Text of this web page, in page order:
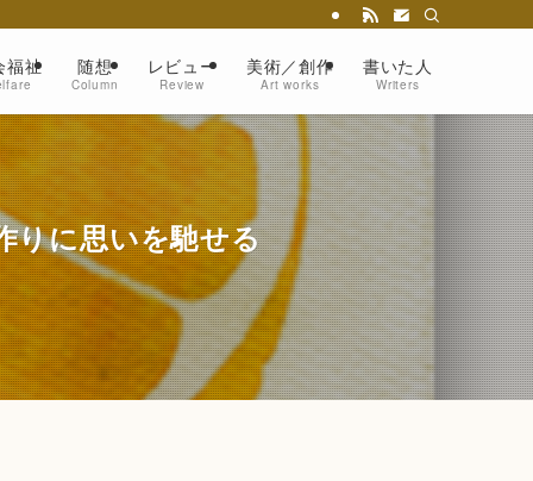
福祉 随想
Column
レビュー
Review
美術／創作
Art works
書いた人
Writers
に思いを馳せる